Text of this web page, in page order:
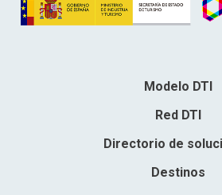
Modelo DTI
Red DTI
Directorio de
Destinos